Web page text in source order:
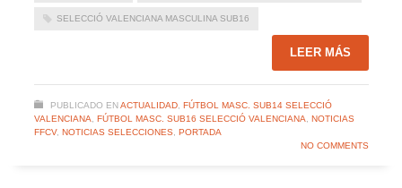
SELECCIÓ VALENCIANA MASCULINA SUB16
LEER MÁS
PUBLICADO EN ACTUALIDAD, FÚTBOL MASC. SUB14 SELECCIÓ
VALENCIANA
FÚTBOL MASC. SUB16 SELECCIÓ VALENCIANA
NOTICIAS
FFCV, NOTICIAS SELECCIONES, PORTADA
NO COMMENTS